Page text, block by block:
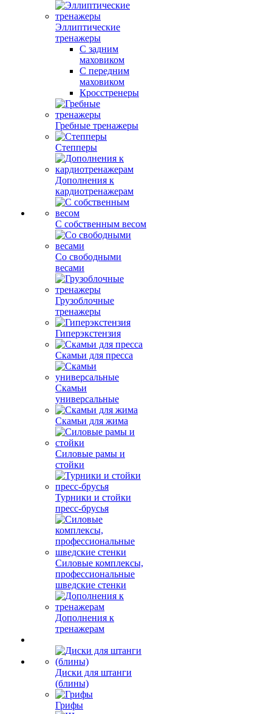
Эллиптические
тренажеры
С задним
маховиком
С передним
маховиком
Кросстренеры
Гребные тренажеры
Степперы
Дополнения к
кардиотренажерам
С собственным весом
Со свободными
весами
Грузоблочные
тренажеры
Гиперэкстензия
Скамьи для пресса
Скамьи
универсальные
Скамьи для жима
Силовые рамы и
стойки
Турники и стойки
пресс-брусья
Силовые комплексы,
профессиональные
шведские стенки
Дополнения к
тренажерам
Диски для штанги
(блины)
Грифы